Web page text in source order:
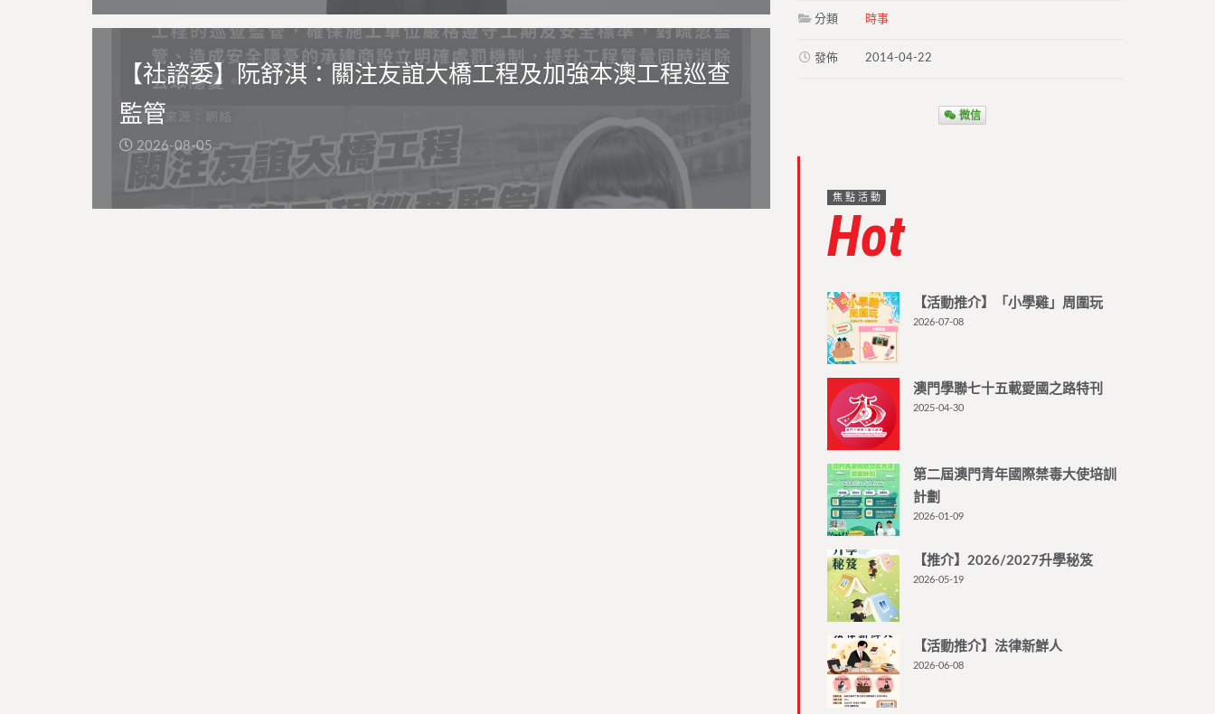
【社諮委】阮舒淇：關注友誼大橋工程及加強本澳工程巡查
監管
2026-08-05
分類 時事
發佈 2014-04-22
微信
焦點活動
Hot
【活動推介】「小學雞」周圍玩
2026-07-08
澳門學聯七十五載愛國之路特刊
2025-04-30
第二屆澳門青年國際禁毒大使培訓
計劃
2026-01-09
【推介】2026/2027升學秘笈
2026-05-19
【活動推介】法律新鮮人
2026-06-08